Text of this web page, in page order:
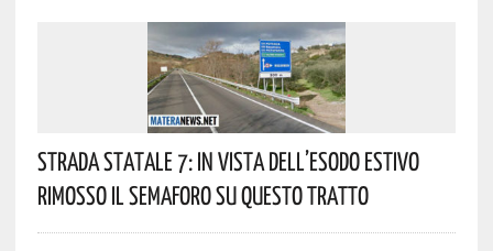
Strada Statale 7: In Vista Dell’esodo Estivo
Rimosso Il Semaforo Su Questo Tratto